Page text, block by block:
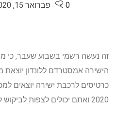
פברואר 15, 2020 0
הישירה אמסטרדם ללונדון
2020 ואתם יכולים לצפות לביקוש להיות עז!